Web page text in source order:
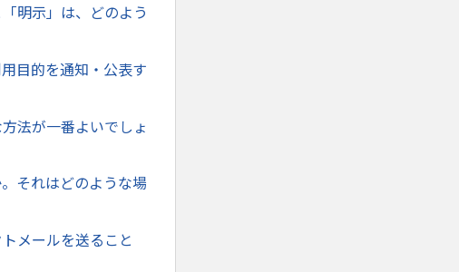
明示」は、どのよう
目的を通知・公表す
法が一番よいでしょ
それはどのような場
メールを送ること